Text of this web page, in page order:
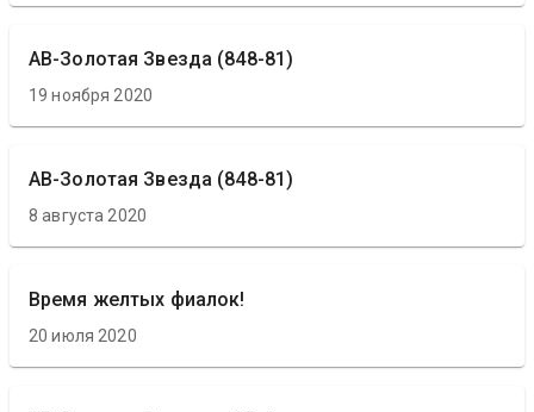
АВ-Золотая Звезда (848-81)
19 ноября 2020
АВ-Золотая Звезда (848-81)
8 августа 2020
Время желтых фиалок!
20 июля 2020